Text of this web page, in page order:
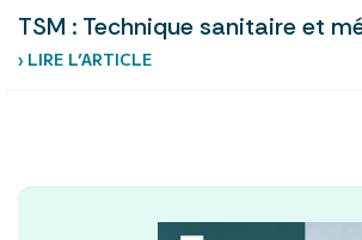
TSM : Technique sanitaire et
› LIRE L’ARTICLE